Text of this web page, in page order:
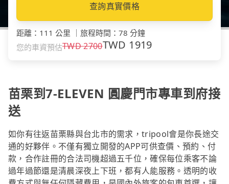
查詢真實價格
距離 ： 111 公里 旅程時間 ： 78 分鐘
您的車資預估TWD2700TWD 1919
苗栗到7-ELEVEN 圓慶門市專車到府接
送
如你有往返苗栗縣與台北市的需求，tripool會是你長途交
通的好夥伴。不僅有獨立開發的APP可供查價、預約、付
款，合作註冊的合法司機超過五千位，確保每位乘客不論
過年過節還是清晨深夜上下班，都有人能服務。透明的收